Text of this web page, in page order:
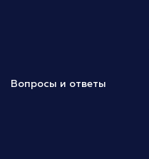
Вопросы и ответы